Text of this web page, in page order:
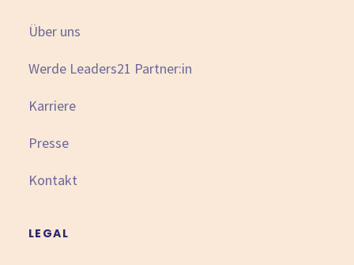
Über uns
Werde Leaders21 Partner:in
Karriere
Presse
Kontakt
LEGAL